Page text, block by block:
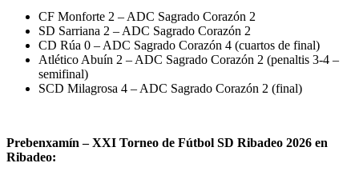
CF Monforte 2 – ADC Sagrado Corazón 2
SD Sarriana 2 – ADC Sagrado Corazón 2
CD Rúa 0 – ADC Sagrado Corazón 4 (cuartos de final)
Atlético Abuín 2 – ADC Sagrado Corazón 2 (penaltis 3-4 –
semifinal)
SCD Milagrosa 4 – ADC Sagrado Corazón 2 (final)
Prebenxamín – XXI Torneo de Fútbol SD Ribadeo 2026 en
Ribadeo: